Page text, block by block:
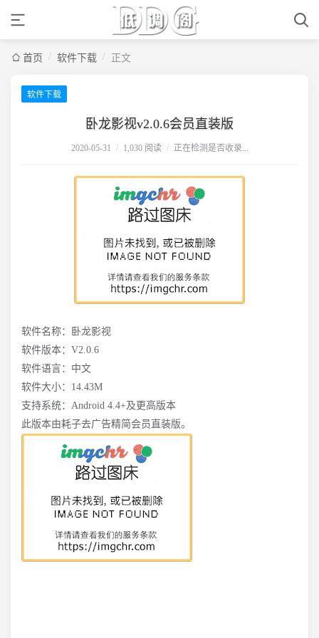
首页 / 软件下载 / 正文
软件下载
卧龙影视v2.0.6会员直装版
2020-05-31 / 1,030 阅读 / 正在检测是否收录...
软件名称：卧龙影视
软件版本：V2.0.6
软件语言：中文
软件大小：14.43M
支持系统：Android 4.4+及更高版本
此版本由耗子去广告精简会员直装版。